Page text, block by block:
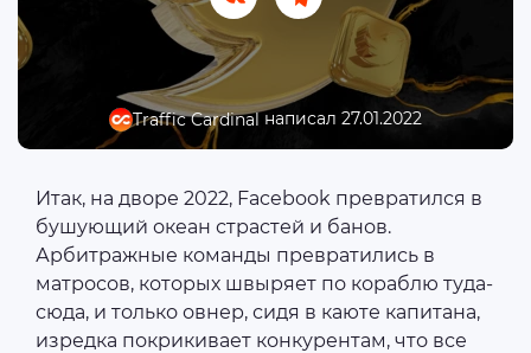
Traffic Cardinalнаписал 27.01.2022
Итак, на дворе 2022, Facebook превратился в
бушующий океан страстей и банов.
Арбитражные команды превратились в
матросов, которых швыряет по кораблю туда-
сюда, и только овнер, сидя в каюте капитана,
изредка покрикивает конкурентам, что все